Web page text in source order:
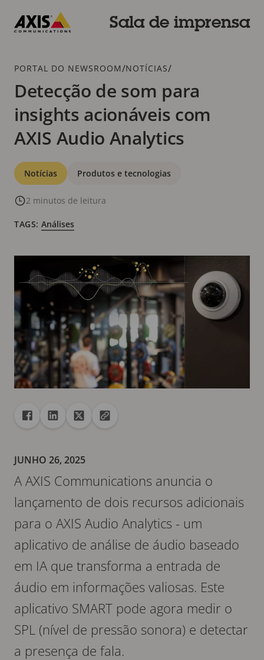
para
conteúdo
Sala de imprensa
Breadcrumb
PORTAL DO NEWSROOM/NOTÍCIAS/
Detecção de som para
insights acionáveis com
AXIS Audio Analytics
Categorias
Notícias Produtos e tecnologias
2 minutos de leitura
TAGS: Análises
Compartilhar
Compartilhar no Facebook
Compartilhar no Linkedin
Compartilhar no X
Copiar URL para área de transferência
JUNHO 26, 2025
A AXIS Communications anuncia o
lançamento de dois recursos adicionais
para o AXIS Audio Analytics - um
aplicativo de análise de áudio baseado
em IA que transforma a entrada de
áudio em informações valiosas. Este
aplicativo SMART pode agora medir o
SPL (nível de pressão sonora) e detectar
a presença de fala.